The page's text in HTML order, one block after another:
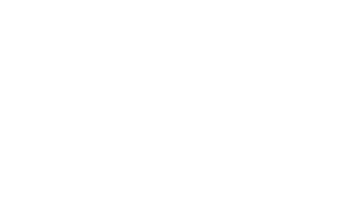
neemt ? bv. 3 voor training en 3 na training. of heb je voldoende
gram. In de maximale dosering weightgainer (4 scheppen) zit 5
door de trainingsprikkel. Bij een triathlontraining leidt die
niet te hinderen zal een spiercel niet te veel volume krijgen.
mitochondriën te groot. Het lichaam zou zo’n
spierceldeling (hyperplasie), maar het type voeding is hier
keuze. Misschien is ons havermoutpoeder (Bio Bulk Oats)
eenmaal havermoutpoeder dan heb je meer variatie en meer
en ik wou graag vragen op wat advies betreft het gebruik van
zal ik in de bijlage doen. Bij het advies over de
geven op maat, en desnoods de supplementen van belangrijkst
merk wel dat wanneer ik bulk ik wel een buikje krijg, aan de rest